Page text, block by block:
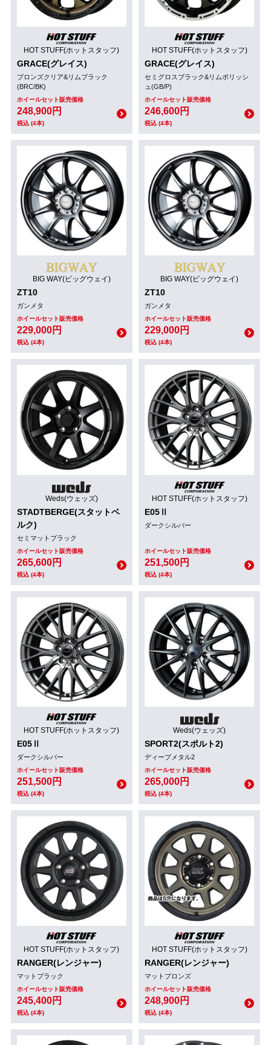
HOT STUFF(ホットスタッフ)
GRACE(グレイス)
ブロンズクリア&リムブラック
(BRC/BK)
ホイールセット販売価格
248,900円
税込 (4本)
HOT STUFF(ホットスタッフ)
GRACE(グレイス)
セミグロスブラック&リムポリッシ
ュ(GB/P)
ホイールセット販売価格
246,600円
税込 (4本)
BIG WAY(ビッグウェイ)
ZT10
ガンメタ
ホイールセット販売価格
229,000円
税込 (4本)
BIG WAY(ビッグウェイ)
ZT10
ガンメタ
ホイールセット販売価格
229,000円
税込 (4本)
Weds(ウェッズ)
STADTBERGE(スタットベ
ルク)
セミマットブラック
ホイールセット販売価格
265,600円
税込 (4本)
HOT STUFF(ホットスタッフ)
E05Ⅱ
ダークシルバー
ホイールセット販売価格
251,500円
税込 (4本)
HOT STUFF(ホットスタッフ)
E05Ⅱ
ダークシルバー
ホイールセット販売価格
251,500円
税込 (4本)
Weds(ウェッズ)
SPORT2(スポルト2)
ディープメタル2
ホイールセット販売価格
265,000円
税込 (4本)
HOT STUFF(ホットスタッフ)
RANGER(レンジャー)
マットブラック
ホイールセット販売価格
245,400円
税込 (4本)
HOT STUFF(ホットスタッフ)
RANGER(レンジャー)
マットブロンズ
ホイールセット販売価格
248,900円
税込 (4本)